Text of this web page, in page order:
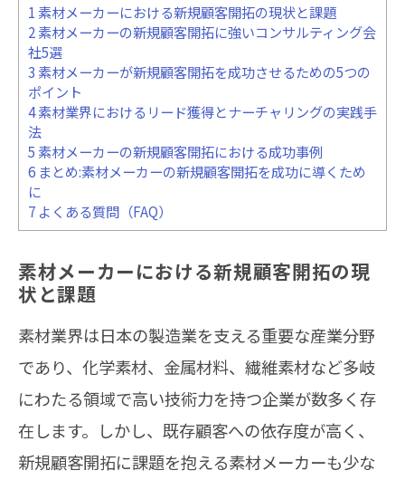
1 素材メーカーにおける新規顧客開拓の現状と課題
2素材メーカーの新規顧客開拓に強いコンサルティング会
社5選
3 素材メーカーが新規顧客開拓を成功させるための5つの
ポイント
4素材業界におけるリード獲得とナーチャリングの実践手
法
5 素材メーカーの新規顧客開拓における成功事例
6 まとめ:素材メーカーの新規顧客開拓を成功に導くため
に
7 よくある質問（FAQ）
素材メーカーにおける新規顧客開拓の現
状と課題
素材業界は日本の製造業を支える重要な産業分野
であり、化学素材、金属材料、繊維素材など多岐
にわたる領域で高い技術力を持つ企業が数多く存
在します。しかし、既存顧客への依存度が高く、
新規顧客開拓に課題を抱える素材メーカーも少な